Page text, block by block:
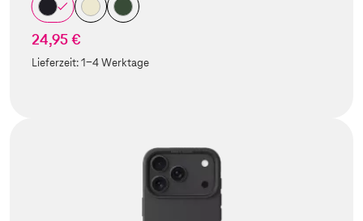
24,95 €
Lieferzeit:1-4 Werktage